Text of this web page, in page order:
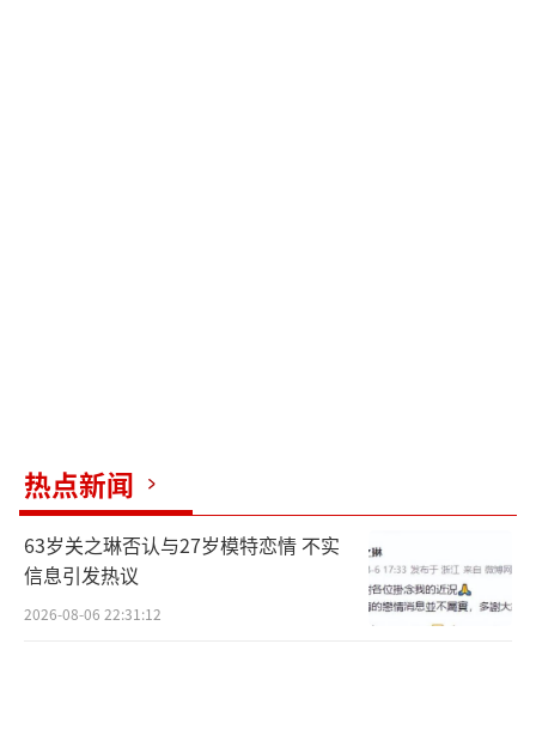
热点新闻
63岁关之琳否认与27岁模特恋情 不实
信息引发热议
2026-08-06 22:31:12